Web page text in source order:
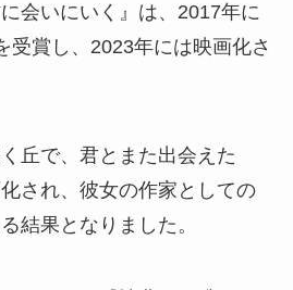
会いにいく』は、2017年に
受賞し、2023年には映画化さ
丘で、君とまた出会えた
され、彼女の作家としての
結果となりました。